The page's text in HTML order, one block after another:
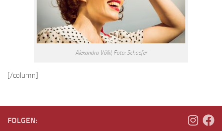
Alexandra Völkl, Foto: Schaefer
[/column]
FOLGEN: